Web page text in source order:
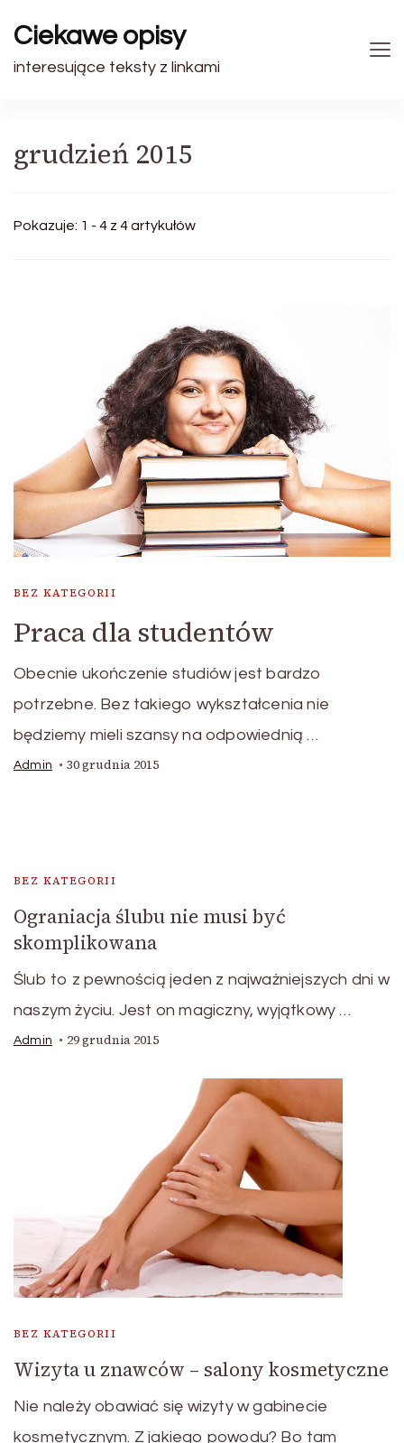
Ciekawe opisy
interesujące teksty z linkami
grudzień 2015
Pokazuje: 1 - 4 z 4 artykułów
BEZ KATEGORII
Praca dla studentów
Obecnie ukończenie studiów jest bardzo
potrzebne. Bez takiego wykształcenia nie
będziemy mieli szansy na odpowiednią …
Admin 30 grudnia 2015
BEZ KATEGORII
Ograniacja ślubu nie musi być
skomplikowana
Ślub to z pewnością jeden z najważniejszych dni w
naszym życiu. Jest on magiczny, wyjątkowy …
Admin 29 grudnia 2015
BEZ KATEGORII
Wizyta u znawców – salony kosmetyczne
Nie należy obawiać się wizyty w gabinecie
kosmetycznym. Z jakiego powodu? Bo tam